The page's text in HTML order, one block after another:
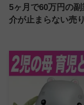
5ヶ月で60万円の
介が止まらない売